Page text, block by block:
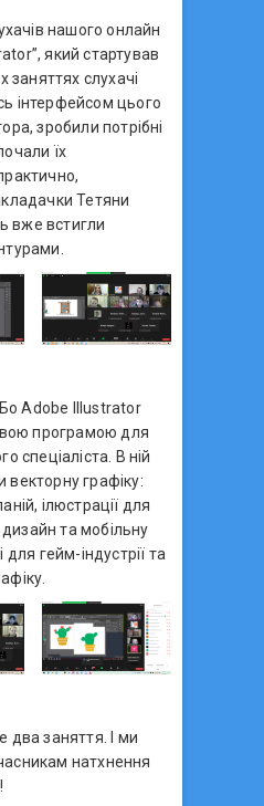
нашого онлайн
який стартував
заняттях слухачі
інтерфейсом цього
зробили потрібні
їх
Тетяни
вже встигли
Бо Adobe Illustrator
програмою для
спеціаліста. В ній
графіку:
ілюстрації для
дизайн та мобільну
гейм-індустрії та
заняття. І ми
натхнення